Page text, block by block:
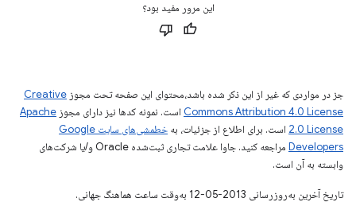
این مرور مفید بود؟
جز در مواردی که غیر از این ذکر شده باشد،‌محتوای این صفحه تحت مجوز Creative
Commons Attribution 4.0 License است. نمونه کدها نیز دارای مجوز Apache
2.0 License است. برای اطلاع از جزئیات، به
خطمشی‌های سایت Google
Developers‏
مراجعه کنید. جاوا علامت تجاری ثبت‌شده Oracle و/یا شرکت‌های
وابسته به آن است.
تاریخ آخرین به‌روزرسانی 2013-05-12 به‌وقت ساعت هماهنگ جهانی.